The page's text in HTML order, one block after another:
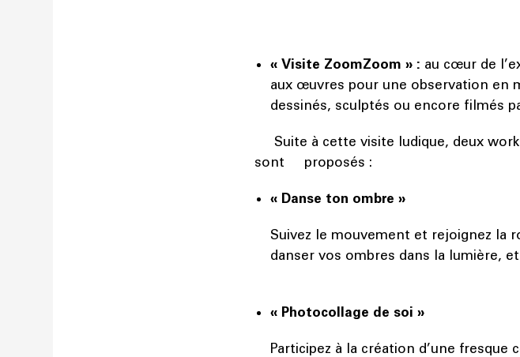
« Visite ZoomZoom » : au cœur de
aux œuvres pour une observation en
dessinés, sculptés ou encore filmés
Suite à cette visite ludique, deux
sont proposés :
« Danse ton ombre »
Suivez le mouvement et rejoignez la
danser vos ombres dans la lumière,
« Photocollage de soi »
Participez à la création d’une